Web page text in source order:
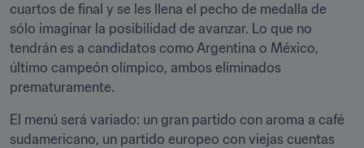
cuartos de final y se les llena el pecho de medalla de
sólo imaginar la posibilidad de avanzar. Lo que no
tendrán es a candidatos como Argentina o México,
último campeón olímpico, ambos eliminados
prematuramente.
El menú será variado: un gran partido con aroma a café
sudamericano, un partido europeo con viejas cuentas